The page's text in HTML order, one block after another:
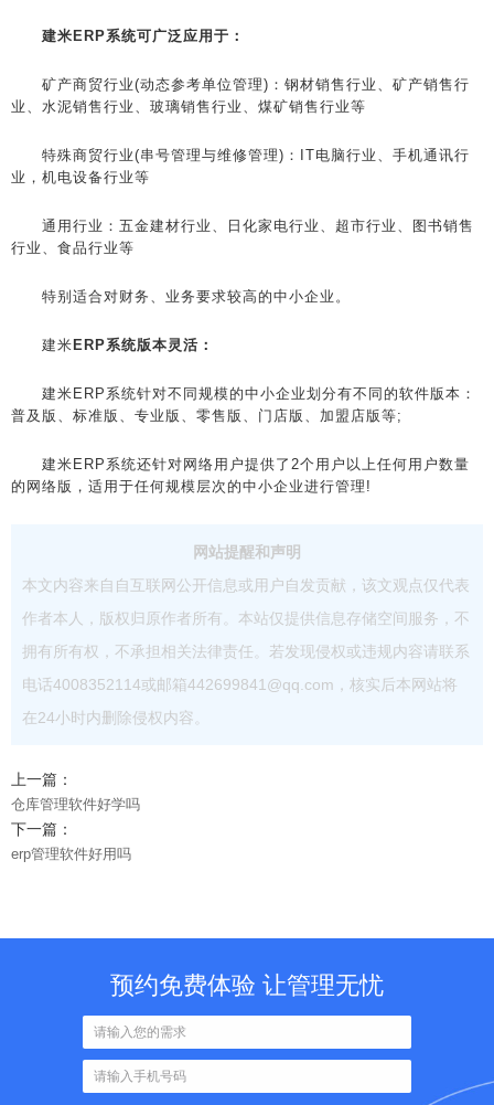
建米ERP系统可广泛应用于：
矿产商贸行业(动态参考单位管理)：钢材销售行业、矿产销售行
业、水泥销售行业、玻璃销售行业、煤矿销售行业等
特殊商贸行业(串号管理与维修管理)：IT电脑行业、手机通讯行
业，机电设备行业等
通用行业：五金建材行业、日化家电行业、超市行业、图书销售
行业、食品行业等
特别适合对财务、业务要求较高的中小企业。
建米 ERP系统版本灵活：
建米ERP系统针对不同规模的中小企业划分有不同的软件版本：
普及版、标准版、专业版、零售版、门店版、加盟店版等;
建米ERP系统还针对网络用户提供了2个用户以上任何用户数量
的网络版，适用于任何规模层次的中小企业进行管理!
网站提醒和声明
本文内容来自自互联网公开信息或用户自发贡献，该文观点仅代表
作者本人，版权归原作者所有。本站仅提供信息存储空间服务，不
拥有所有权，不承担相关法律责任。若发现侵权或违规内容请联系
电话4008352114或邮箱442699841@qq.com，核实后本网站将
在24小时内删除侵权内容。
上一篇：
仓库管理软件好学吗
下一篇：
erp管理软件好用吗
预约免费体验 让管理无忧